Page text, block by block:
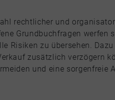
rechtlicher und
Grundbuchfragen werfen
Risiken zu übersehen.
zusätzlich verzögern
und eine sorgenfreie